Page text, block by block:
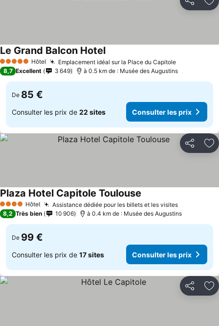
Partager
5 Étoiles Hôtel Emplacement idéal sur la Place du Capitole
Le Grand Balcon Hotel
8,7 Excellent 3 649 à 0.5 km de : Musée des Augustins
De 85 €
Consulter les prix de 22 sites Consulter les prix
Partager
4 Étoiles Hôtel Assistance dédiée pour les billets et les visites
Plaza Hotel Capitole Toulouse
8,2 Très bien 10 906 à 0.4 km de : Musée des Augustins
De 99 €
Consulter les prix de 17 sites Consulter les prix
Partager